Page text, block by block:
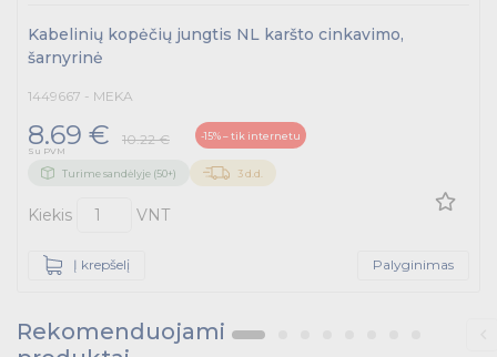
Kabelinių kopėčių jungtis NL karšto cinkavimo,
šarnyrinė
1449667 - MEKA
8.69 € 10.22 € -15% – tik internetu
Su PVM
Turime sandėlyje (50+) 3 d.d.
Kiekis VNT
Į krepšelį Palyginimas
Rekomenduojami